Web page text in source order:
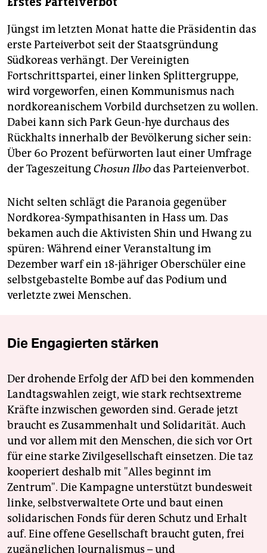
Jüngst im letzten Monat hatte die Präsidentin das
erste Parteiverbot seit der Staatsgründung
Südkoreas verhängt. Der Vereinigten
Fortschrittspartei, einer linken Splittergruppe,
wird vorgeworfen, einen Kommunismus nach
nordkoreanischem Vorbild durchsetzen zu wollen.
Dabei kann sich Park Geun-hye durchaus des
Rückhalts innerhalb der Bevölkerung sicher sein:
Über 60 Prozent befürworten laut einer Umfrage
der TageszeitungChosun Ilbodas Parteienverbot.
Nicht selten schlägt die Paranoia gegenüber
Nordkorea-Sympathisanten in Hass um. Das
bekamen auch die Aktivisten Shin und Hwang zu
spüren: Während einer Veranstaltung im
Dezember warf ein 18-jähriger Oberschüler eine
selbstgebastelte Bombe auf das Podium und
verletzte zwei Menschen.
Die Engagierten stärken
Der drohende Erfolg der AfD bei den kommenden
Landtagswahlen zeigt, wie stark rechtsextreme
Kräfte inzwischen geworden sind. Gerade jetzt
braucht es Zusammenhalt und Solidarität. Auch
und vor allem mit den Menschen, die sich vor Ort
für eine starke Zivilgesellschaft einsetzen. Die taz
kooperiert deshalb mit "Alles beginnt im
Zentrum". Die Kampagne unterstützt bundesweit
linke, selbstverwaltete Orte und baut einen
solidarischen Fonds für deren Schutz und Erhalt
auf. Eine offene Gesellschaft braucht guten, frei
zugänglichen Journalismus – und